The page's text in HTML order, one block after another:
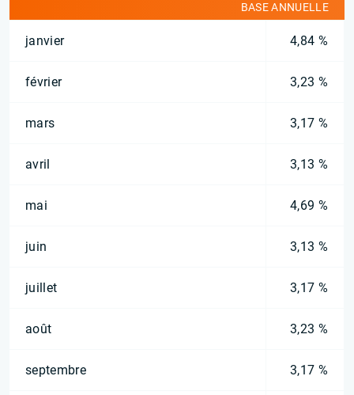
BASE ANNUELLE
janvier 4,84 %
février 3,23 %
mars 3,17 %
avril 3,13 %
mai 4,69 %
juin 3,13 %
juillet 3,17 %
août 3,23 %
septembre 3,17 %